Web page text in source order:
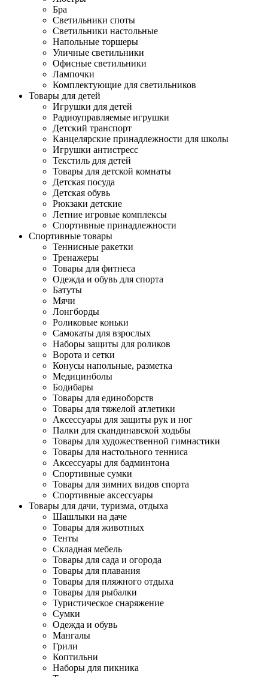
Бра
Светильники споты
Светильники настольные
Напольные торшеры
Уличные светильники
Офисные светильники
Лампочки
Комплектующие для светильников
Товары для детей
Игрушки для детей
Радиоуправляемые игрушки
Детский транспорт
Канцелярские принадлежности для школы
Игрушки антистресс
Текстиль для детей
Товары для детской комнаты
Детская посуда
Детская обувь
Рюкзаки детские
Летние игровые комплексы
Спортивные принадлежности
Спортивные товары
Теннисные ракетки
Тренажеры
Товары для фитнеса
Одежда и обувь для спорта
Батуты
Мячи
Лонгборды
Роликовые коньки
Самокаты для взрослых
Наборы защиты для роликов
Ворота и сетки
Конусы напольные, разметка
Медицинболы
Бодибары
Товары для единоборств
Товары для тяжелой атлетики
Аксессуары для защиты рук и ног
Палки для скандинавской ходьбы
Товары для художественной гимнастики
Товары для настольного тенниса
Аксессуары для бадминтона
Спортивные сумки
Товары для зимних видов спорта
Спортивные аксессуары
Товары для дачи, туризма, отдыха
Шашлыки на даче
Товары для животных
Тенты
Складная мебель
Товары для сада и огорода
Товары для плавания
Товары для пляжного отдыха
Товары для рыбалки
Туристическое снаряжение
Сумки
Одежда и обувь
Мангалы
Грили
Коптильни
Наборы для пикника